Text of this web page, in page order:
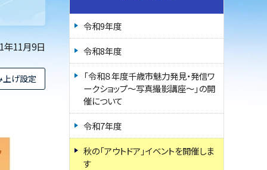
年11月9日
上げ設定
令和9年度
令和8年度
「令和８年度千歳市魅力発見・発信ワ
ークショップ～写真撮影講座～」の開
催について
令和7年度
秋の「アウトドア」イベントを開催しま
す